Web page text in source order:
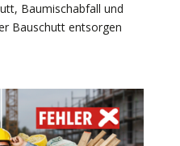
Baumischabfall und
Bauschutt entsorgen